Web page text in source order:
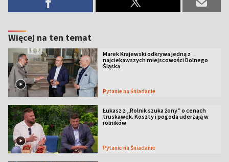
Więcej na ten temat
Marek Krajewski odkrywa jedną z
najciekawszych miejscowości Dolnego
Śląska
Pytanie na Śniadanie
Łukasz z „Rolnik szuka żony” o cenach
truskawek. Koszty i pogoda uderzają w
rolników
Pytanie na Śniadanie